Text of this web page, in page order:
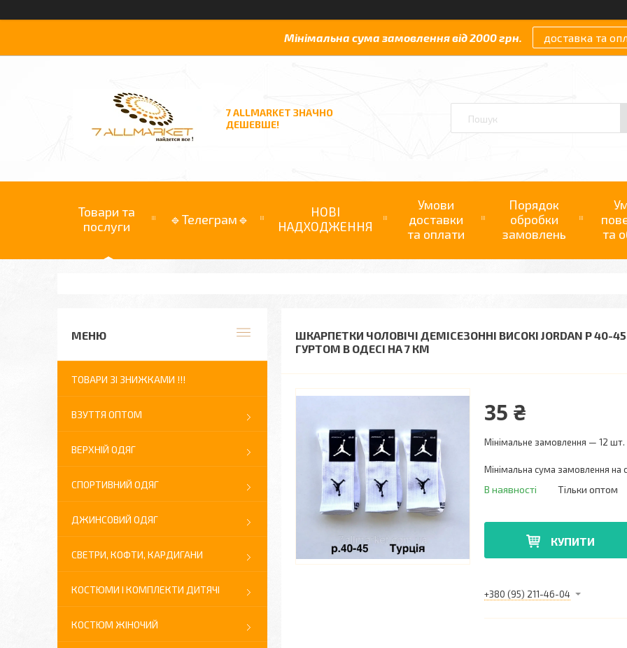
Мінімальна сума замовлення від 2000 грн. доставка та
7 ALLMARKET ЗНАЧНО
ДЕШЕВШЕ!
Товари та
послуги
🔹Телеграм🔹
НОВІ
НАДХОДЖЕННЯ
Умови
доставки
та оплати
Порядок
обробки
замовлень
та
ШКАРПЕТКИ ЧОЛОВІЧІ ДЕМІСЕЗОННІ ВИСОКІ JORDAN Р 40-
ГУРТОМ В ОДЕСІ НА 7 КМ
35 ₴
Мінімальне замовлення — 12 шт.
Мінімальна сума замовлення на
В наявності Тільки оптом
КУПИТИ
+380 (95) 211-46-04
ТОВАРИ ЗІ ЗНИЖКАМИ !!!
ВЗУТТЯ ОПТОМ
ВЕРХНІЙ ОДЯГ
СПОРТИВНИЙ ОДЯГ
ДЖИНСОВИЙ ОДЯГ
СВЕТРИ, КОФТИ, КАРДИГАНИ
КОСТЮМИ І КОМПЛЕКТИ ДИТЯЧІ
КОСТЮМ ЖІНОЧИЙ